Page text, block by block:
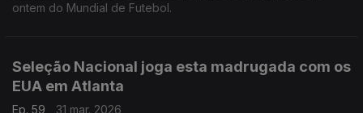
ontem do Mundial de Futebol.
Seleção Nacional joga esta madrugada com os
EUA em Atlanta
Ep. 59
31 mar. 2026